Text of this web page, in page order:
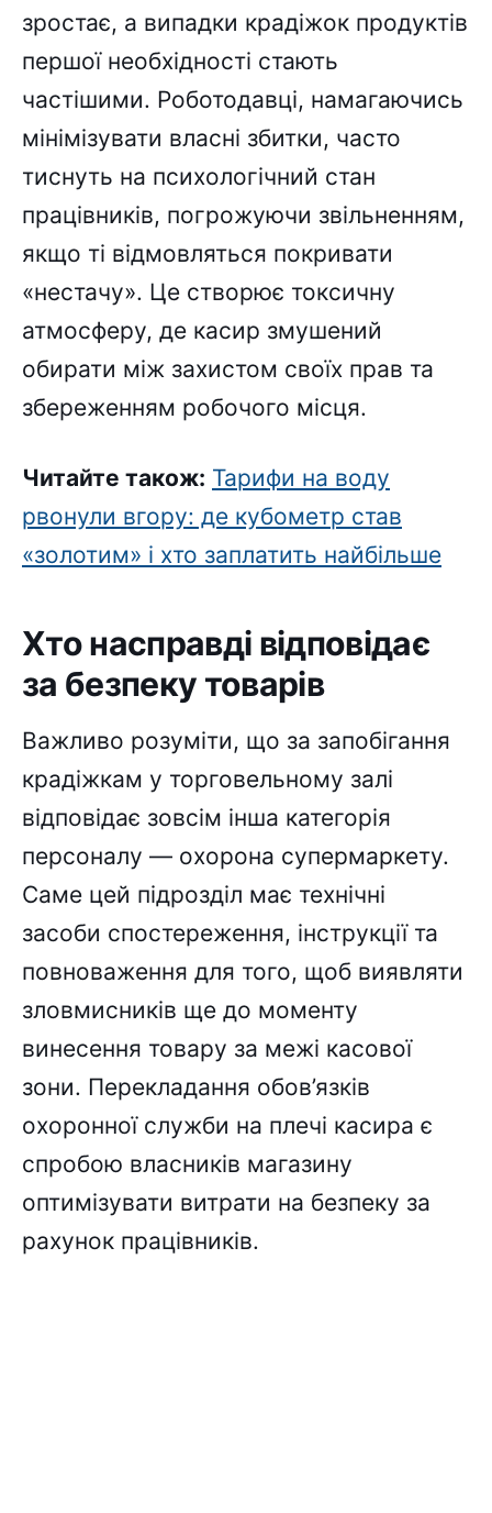
зростає, а випадки крадіжок продуктів
першої необхідності стають
частішими. Роботодавці, намагаючись
мінімізувати власні збитки, часто
тиснуть на психологічний стан
працівників, погрожуючи звільненням,
якщо ті відмовляться покривати
«нестачу». Це створює токсичну
атмосферу, де касир змушений
обирати між захистом своїх прав та
збереженням робочого місця.
Читайте також: Тарифи на воду
рвонули вгору: де кубометр став
«золотим» і хто заплатить найбільше
Хто насправді відповідає
за безпеку товарів
Важливо розуміти, що за запобігання
крадіжкам у торговельному залі
відповідає зовсім інша категорія
персоналу — охорона супермаркету.
Саме цей підрозділ має технічні
засоби спостереження, інструкції та
повноваження для того, щоб виявляти
зловмисників ще до моменту
винесення товару за межі касової
зони. Перекладання обов’язків
охоронної служби на плечі касира є
спробою власників магазину
оптимізувати витрати на безпеку за
рахунок працівників.